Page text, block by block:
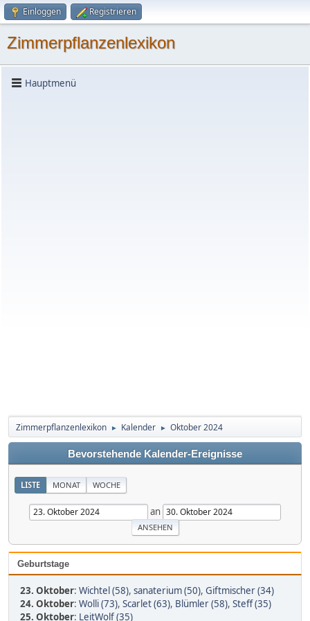
Einloggen Registrieren
Zimmerpflanzenlexikon
Hauptmenü
Zimmerpflanzenlexikon ► Kalender ► Oktober 2024
Bevorstehende Kalender-Ereignisse
LISTE MONAT WOCHE
an
Geburtstage
23. Oktober: Wichtel (58), sanaterium (50), Giftmischer (34)
24. Oktober: Wolli (73), Scarlet (63), Blümler (58), Steff (35)
25. Oktober: LeitWolf (35)